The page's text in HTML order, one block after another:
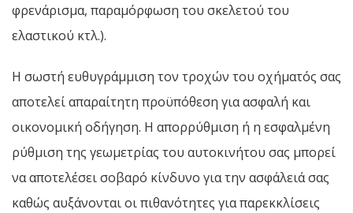
φρενάρισμα, παραμόρφωση του σκελετού του
ελαστικού κτλ.).
Η σωστή ευθυγράμμιση τον τροχών του οχήματός σας
αποτελεί απαραίτητη προϋπόθεση για ασφαλή και
οικονομική οδήγηση. Η απορρύθμιση ή η εσφαλμένη
ρύθμιση της γεωμετρίας του αυτοκινήτου σας μπορεί
να αποτελέσει σοβαρό κίνδυνο για την ασφάλειά σας
καθώς αυξάνονται οι πιθανότητες για παρεκκλίσεις